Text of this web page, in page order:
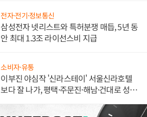
전자·전기·정보통신
삼성전자 넷리스트와 특허분쟁 매듭, 5년 동
안 최대 1.3조 라이선스비 지급
소비자·유통
이부진 야심작 '신라스테이' 서울신라호텔
보다 잘 나가, 평택·주문진·해남·건대로 성